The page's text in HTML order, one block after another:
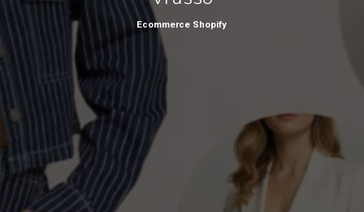
Ecommerce Shopify